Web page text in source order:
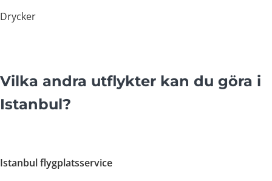
Drycker
Vilka andra utflykter kan du göra i
Istanbul?
Istanbul flygplatsservice